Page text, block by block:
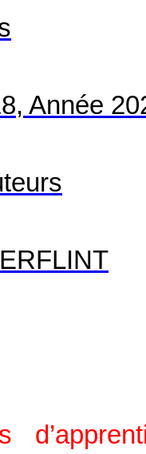
, Année